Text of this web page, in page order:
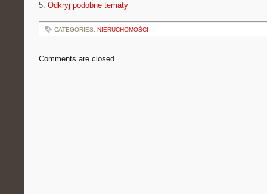
5. Odkryj podobne tematy
CATEGORIES: NIERUCHOMOŚCI
Comments are closed.